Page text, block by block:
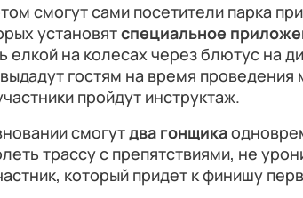
смогут сами посетители парка
установятспециальное
елкой на колесах через блютус на
гостям на время проведения
пройдут инструктаж.
смогутдва гонщика
трассу с препятствиями, не
который придет к финишу